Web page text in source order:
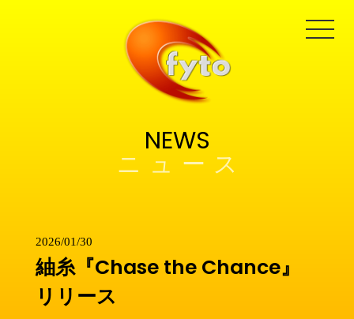
NEWS
2026/01/30
紬糸『Chase the Chance』
リリース